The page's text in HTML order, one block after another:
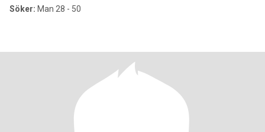
Söker: Man 28 - 50